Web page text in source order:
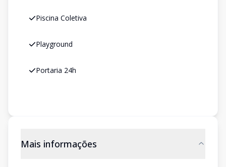
Piscina Coletiva
Playground
Portaria 24h
Mais informações